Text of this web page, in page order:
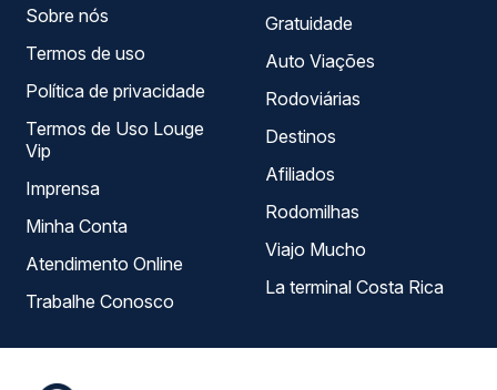
Sobre nós
Termos de uso
Política de privacidade
Termos de Uso Louge
Vip
Imprensa
Minha Conta
Atendimento Online
Trabalhe Conosco
Gratuidade
Auto Viações
Rodoviárias
Destinos
Afiliados
Rodomilhas
Viajo Mucho
La terminal Costa Rica